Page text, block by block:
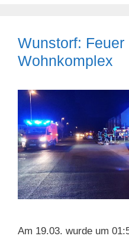
Wunstorf: Feuer
Wohnkomplex
Am 19.03. wurde um